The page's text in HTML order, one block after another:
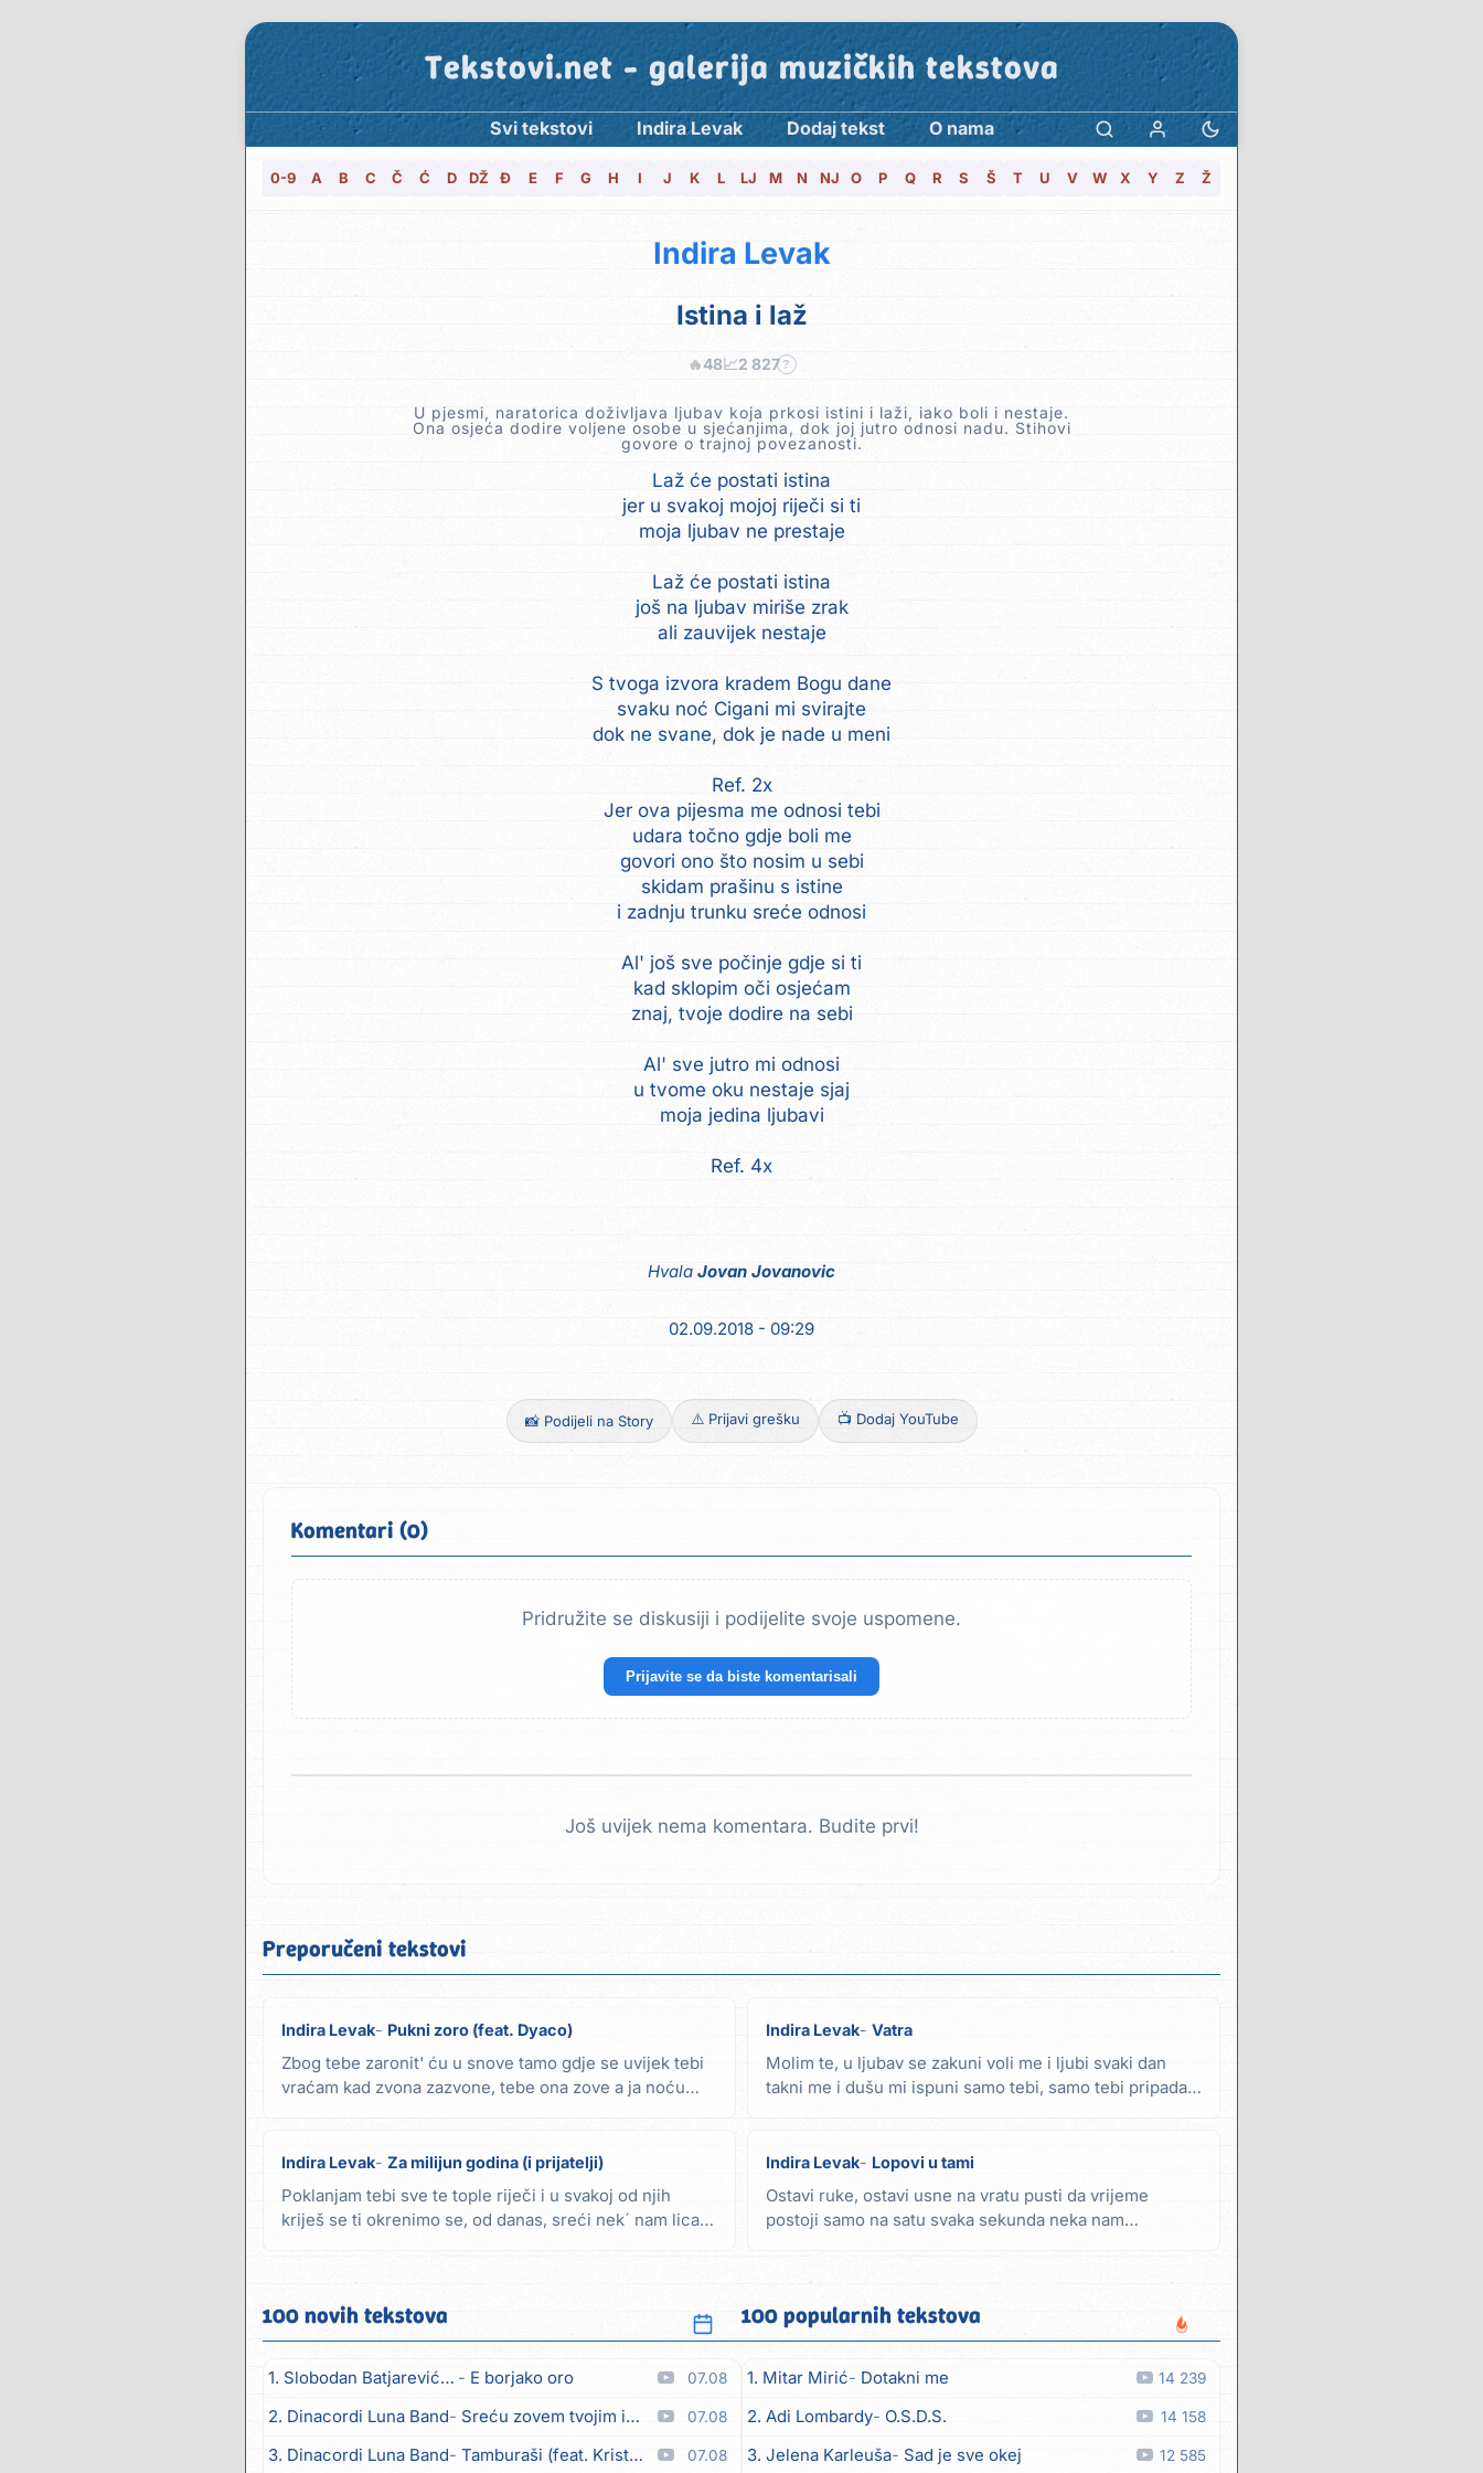
Tekstovi.net - galerija muzičkih tekstova
Svi tekstovi Indira Levak Dodaj tekst O nama
0-9 A B C Č Ć D DŽ Đ E F G H I J K L LJ M N NJ O P Q R S Š T U V W X Y Z Ž
Indira Levak
Istina i laž
🔥48📈2 827 ?
U pjesmi, naratorica doživljava ljubav koja prkosi istini i laži, iako boli i nestaje.
Ona osjeća dodire voljene osobe u sjećanjima, dok joj jutro odnosi nadu. Stihovi
govore o trajnoj povezanosti.
Laž će postati istina
jer u svakoj mojoj riječi si ti
moja ljubav ne prestaje
Laž će postati istina
još na ljubav miriše zrak
ali zauvijek nestaje
S tvoga izvora kradem Bogu dane
svaku noć Cigani mi svirajte
dok ne svane, dok je nade u meni
Ref. 2x
Jer ova pijesma me odnosi tebi
udara točno gdje boli me
govori ono što nosim u sebi
skidam prašinu s istine
i zadnju trunku sreće odnosi
Al' još sve počinje gdje si ti
kad sklopim oči osjećam
znaj, tvoje dodire na sebi
Al' sve jutro mi odnosi
u tvome oku nestaje sjaj
moja jedina ljubavi
Ref. 4x
Hvala Jovan Jovanovic
02.09.2018 - 09:29
📸 Podijeli na Story ⚠️ Prijavi grešku 📺 Dodaj YouTube
Komentari (0)
Pridružite se diskusiji i podijelite svoje uspomene.
Prijavite se da biste komentarisali
Još uvijek nema komentara. Budite prvi!
Preporučeni tekstovi
Indira Levak Pukni zoro (feat. Dyaco)
Zbog tebe zaronit' ću u snove tamo gdje se uvijek tebi
vraćam kad zvona zazvone, tebe ona zove a ja noću
Indira Levak Vatra
Molim te, u ljubav se zakuni voli me i ljubi svaki dan
takni me i dušu mi ispuni samo tebi, samo tebi pripadam
Indira Levak Za milijun godina (i prijatelji)
Poklanjam tebi sve te tople riječi i u svakoj od njih
kriješ se ti okrenimo se, od danas, sreći nek´ nam lica
Indira Levak Lopovi u tami
Ostavi ruke, ostavi usne na vratu pusti da vrijeme
postoji samo na satu svaka sekunda neka nam
100 novih tekstova
1. Slobodan Batjarević Čobe E borjako oro 07.08
2. Dinacordi Luna Band Sreću zovem tvojim imenom (feat. Kristina Smetko) 07.08
3. Dinacordi Luna Band Tamburaši (feat. Kristina Smetko) 07.08
100 popularnih tekstova
1. Mitar Mirić Dotakni me 14 239
2. Adi Lombardy O.S.D.S. 14 158
3. Jelena Karleuša Sad je sve okej 12 585